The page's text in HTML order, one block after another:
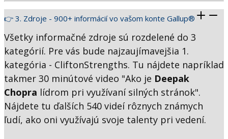
👉 3. Zdroje - 900+ informácií vo vašom konte Gallup®
Všetky informačné zdroje sú rozdelené do 3
kategórií. Pre vás bude najzaujímavejšia 1.
kategória - CliftonStrengths. Tu nájdete napríklad
takmer 30 minútové video "Ako je Deepak
Chopra lídrom pri využívaní silných stránok".
Nájdete tu ďalších 540 videí rôznych známych
ľudí, ako oni využívajú svoje talenty pri vedení.